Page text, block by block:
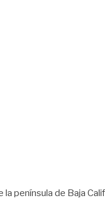
península de Baja